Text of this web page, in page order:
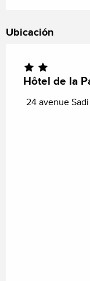
Ubicación
Hôtel de la
24 avenue